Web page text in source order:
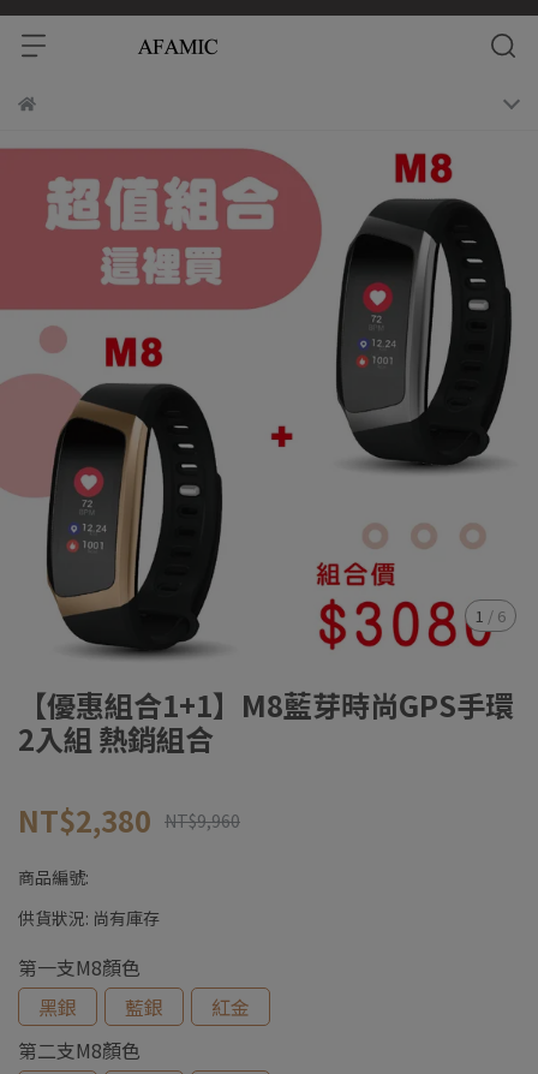
1 / 6
【優惠組合1+1】M8藍芽時尚GPS手環
2入組 熱銷組合
NT$2,380 NT$9,960
商品編號:
供貨狀況: 尚有庫存
第一支M8顏色
黑銀
藍銀
紅金
第二支M8顏色